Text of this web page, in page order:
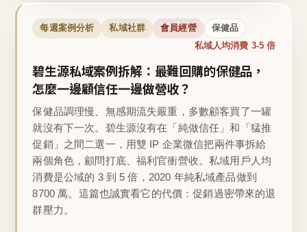
每週案例分析 私域社群 會員經營 保健品
私域人均消費 3-5 倍
碧生源私域案例拆解：最難回購的保健品，
怎麼一邊顧信任一邊做營收？
保健品調理慢、無感期流失嚴重，多數顧客買了一罐
就沒有下一次。碧生源沒有在「純做信任」和「猛推
促銷」之間二選一，用雙 IP 企業微信把兩件事拆給
兩個角色，顧問打底、福利官衝營收。私域用戶人均
消費是公域的 3 到 5 倍，2020 年純私域產品做到
8700 萬。這篇也誠實看它的代價：促銷過密帶來的退
群壓力。